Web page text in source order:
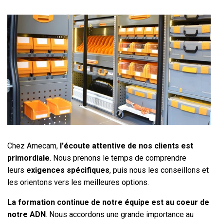
Chez Amecam, l'écoute attentive de nos clients est
primordiale. Nous prenons le temps de comprendre
leurs exigences spécifiques, puis nous les conseillons et
les orientons vers les meilleures options.
La formation continue de notre équipe est au coeur de
notre ADN. Nous accordons une grande importance au